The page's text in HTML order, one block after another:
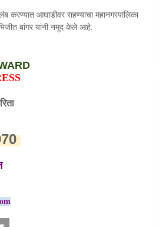
आघाडीवर राहण्याचा महानगरपालिका
बांगर यांनी नमूद केले आहे.